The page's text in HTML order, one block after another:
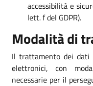
accessibilità e
lett. f del GDPR).
Modalità di
Il trattamento dei dati
elettronici, con
necessarie per il